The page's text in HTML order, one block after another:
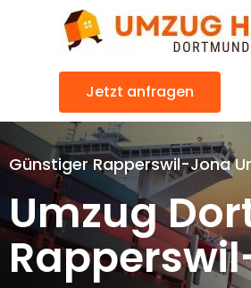
Jetzt anfragen
Günstiger Rapperswil-Jona
Umzug